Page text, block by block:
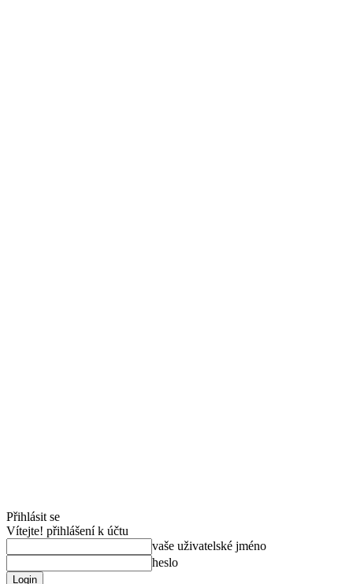
Přihlásit se
Vítejte! přihlášení k účtu
vaše uživatelské jméno
heslo